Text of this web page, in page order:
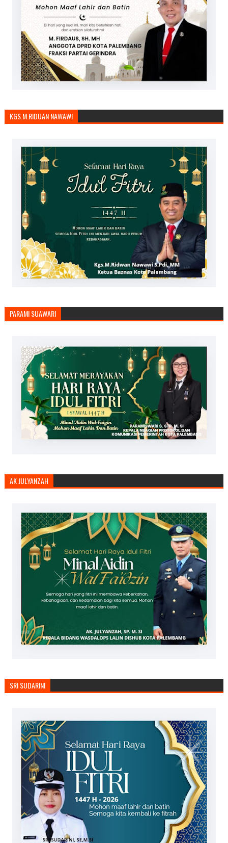
KGS.M.RIDUAN NAWAWI
PARAMI SUAWARI
AK JULYANZAH
SRI SUDARINI